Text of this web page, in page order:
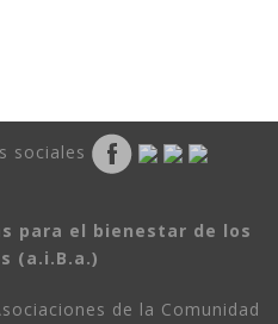
sociales
para el bienestar de los
(a.i.B.a.)
de la Comunidad